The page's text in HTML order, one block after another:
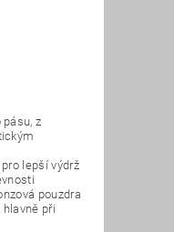
z
lepší výdrž
pouzdra
při